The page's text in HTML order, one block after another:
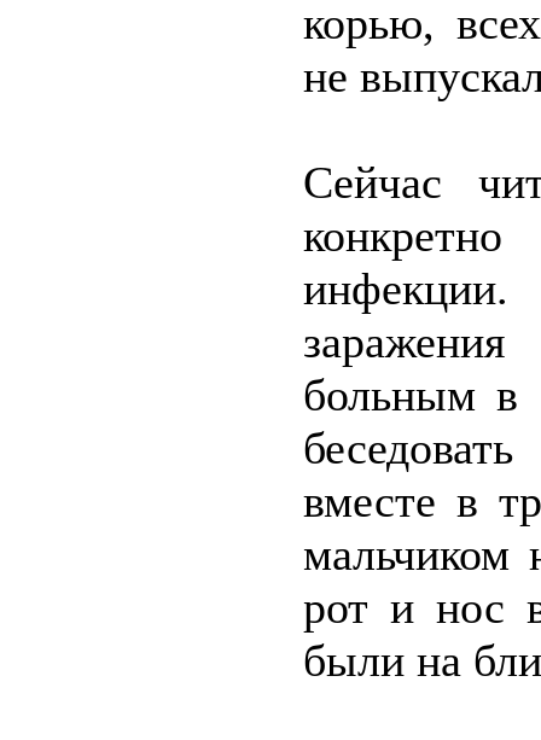
корью,
не
Сейчас
больным в
вместе в
мальчиком
рот и нос
были на